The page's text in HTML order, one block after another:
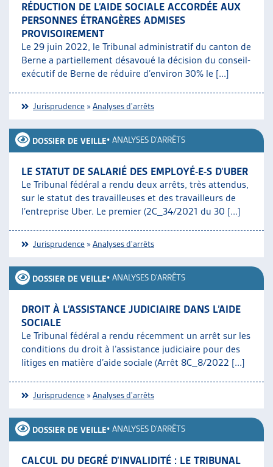
RÉDUCTION DE L’AIDE SOCIALE ACCORDÉE AUX
PERSONNES ÉTRANGÈRES ADMISES
PROVISOIREMENT
Le 29 juin 2022, le Tribunal administratif du canton de
Berne a partiellement désavoué la décision du conseil-
exécutif de Berne de réduire d’environ 30% le [...]
Jurisprudence »Analyses d'arrêts
DOSSIER DE VEILLE• ANALYSES D'ARRÊTS
LE STATUT DE SALARIÉ DES EMPLOYÉ-E-S D’UBER
Le Tribunal fédéral a rendu deux arrêts, très attendus,
sur le statut des travailleuses et des travailleurs de
l’entreprise Uber. Le premier (2C_34/2021 du 30 [...]
Jurisprudence »Analyses d'arrêts
DOSSIER DE VEILLE• ANALYSES D'ARRÊTS
DROIT À L’ASSISTANCE JUDICIAIRE DANS L’AIDE
SOCIALE
Le Tribunal fédéral a rendu récemment un arrêt sur les
conditions du droit à l’assistance judiciaire pour des
litiges en matière d’aide sociale (Arrêt 8C_8/2022 [...]
Jurisprudence »Analyses d'arrêts
DOSSIER DE VEILLE• ANALYSES D'ARRÊTS
CALCUL DU DEGRÉ D’INVALIDITÉ : LE TRIBUNAL